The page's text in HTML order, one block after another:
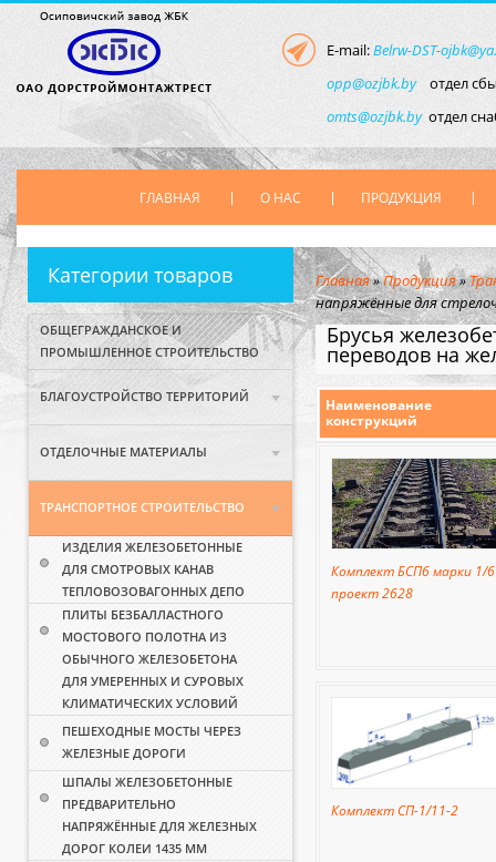
E-mail:Belrw-DST-
opp@ozjbk.byотдел
omts@ozjbk.byотдел
ГЛАВНАЯ О НАС ПРОДУКЦИЯ
Категории товаров
ОБЩЕГРАЖДАНСКОЕ И
ПРОМЫШЛЕННОЕ СТРОИТЕЛЬСТВО
БЛАГОУСТРОЙСТВО ТЕРРИТОРИЙ
ОТДЕЛОЧНЫЕ МАТЕРИАЛЫ
ТРАНСПОРТНОЕ СТРОИТЕЛЬСТВО
ИЗДЕЛИЯ ЖЕЛЕЗОБЕТОННЫЕ
ДЛЯ СМОТРОВЫХ КАНАВ
ТЕПЛОВОЗОВАГОННЫХ ДЕПО
ПЛИТЫ БЕЗБАЛЛАСТНОГО
МОСТОВОГО ПОЛОТНА ИЗ
ОБЫЧНОГО ЖЕЛЕЗОБЕТОНА
ДЛЯ УМЕРЕННЫХ И СУРОВЫХ
КЛИМАТИЧЕСКИХ УСЛОВИЙ
ПЕШЕХОДНЫЕ МОСТЫ ЧЕРЕЗ
ЖЕЛЕЗНЫЕ ДОРОГИ
ШПАЛЫ ЖЕЛЕЗОБЕТОННЫЕ
ПРЕДВАРИТЕЛЬНО
НАПРЯЖЁННЫЕ ДЛЯ ЖЕЛЕЗНЫХ
ДОРОГ КОЛЕИ 1435 ММ
Главная»Продукция»
напряжённые для
Брусья
переводов на
Наименование
конструкций
Комплект БСП6 марки 1/6
проект 2628
Комплект СП-1/11-2